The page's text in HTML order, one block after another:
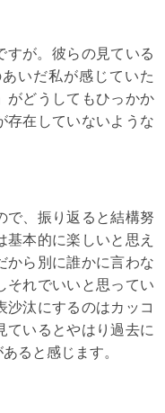
すが。彼らの見ている
いだ私が感じていた
がどうしてもひっかか
存在していないような
で、振り返ると結構努
本的に楽しいと思え
から別に誰かに言わな
それでいいと思ってい
沙汰にするのはカッコ
ているとやはり過去に
ると感じます。